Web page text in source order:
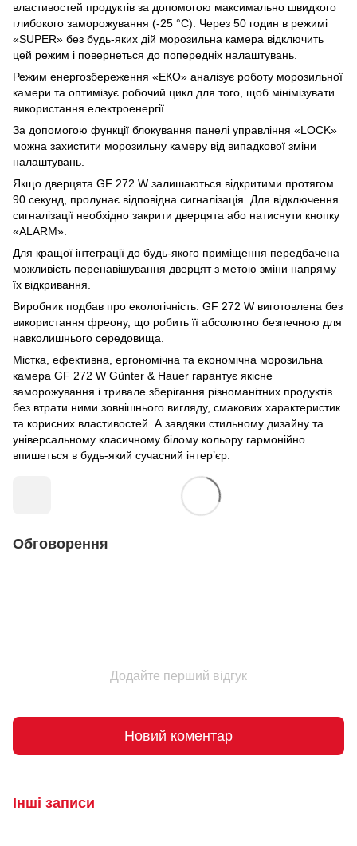
властивостей продуктів за допомогою максимально швидкого
глибокого заморожування (-25 °C). Через 50 годин в режимі
«SUPER» без будь-яких дій морозильна камера відключить
цей режим і повернеться до попередніх налаштувань.
Режим енергозбереження «ЕКО» аналізує роботу морозильної
камери та оптимізує робочий цикл для того, щоб мінімізувати
використання електроенергії.
За допомогою функції блокування панелі управління «LOCK»
можна захистити морозильну камеру від випадкової зміни
налаштувань.
Якщо дверцята GF 272 W залишаються відкритими протягом
90 секунд, пролунає відповідна сигналізація. Для відключення
сигналізації необхідно закрити дверцята або натиснути кнопку
«ALARM».
Для кращої інтеграції до будь-якого приміщення передбачена
можливість перенавішування дверцят з метою зміни напряму
їх відкривання.
Виробник подбав про екологічність: GF 272 W виготовлена ​​без
використання фреону, що робить її абсолютно безпечною для
навколишнього середовища.
Містка, ефективна, ергономічна та економічна морозильна
камера GF 272 W Günter & Hauer гарантує якісне
заморожування і тривале зберігання різноманітних продуктів
без втрати ними зовнішнього вигляду, смакових характеристик
та корисних властивостей. А завдяки стильному дизайну та
універсальному класичному білому кольору гармонійно
впишеться в будь-який сучасний інтер’єр.
Обговорення
Додайте перший відгук
Новий коментар
Інші записи